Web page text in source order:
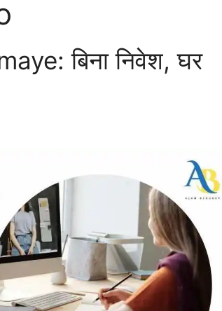
बिना निवेश, घर